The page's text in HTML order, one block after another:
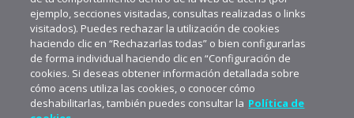
ejemplo, secciones visitadas, consultas realizadas o links
visitados). Puedes rechazar la utilización de cookies
haciendo clic en “Rechazarlas todas” o bien configurarlas
de forma individual haciendo clic en “Configuración de
cookies. Si deseas obtener información detallada sobre
cómo acens utiliza las cookies, o conocer cómo
deshabilitarlas, también puedes consultar la Política de